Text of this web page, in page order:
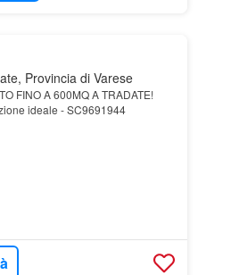
Provincia di Varese
FINO A 600MQ A TRADATE!
ideale - SC9691944